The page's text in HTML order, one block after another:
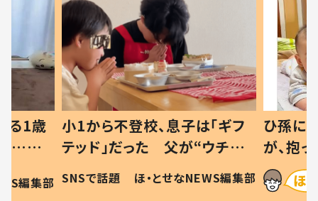
る1歳
…母
現行
編集部
小1から不登校、息子は「ギフ
テッド」だった 父が“ウチ給
食”を作り続ける理由とは #令
和の親 #令和の子
SNSで話題 ほ・とせなNEWS編集部
ひ孫に
が、抱
に「涙
方ない」